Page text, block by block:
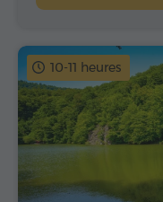
10-11 heures